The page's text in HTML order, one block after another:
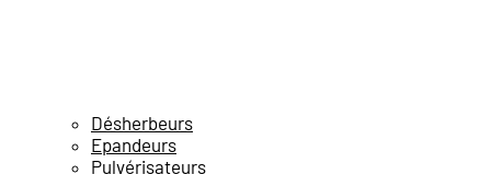
Désherbeurs
Epandeurs
Pulvérisateurs